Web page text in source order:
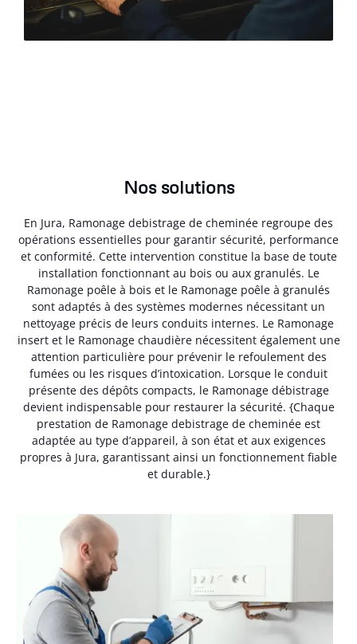
Nos solutions
En Jura, Ramonage debistrage de cheminée regroupe des
opérations essentielles pour garantir sécurité, performance
et conformité. Cette intervention constitue la base de toute
installation fonctionnant au bois ou aux granulés. Le
Ramonage poêle à bois et le Ramonage poêle à granulés
sont adaptés à des systèmes modernes nécessitant un
nettoyage précis de leurs conduits internes. Le Ramonage
insert et le Ramonage chaudière nécessitent également une
attention particulière pour prévenir le refoulement des
fumées ou les risques d’intoxication. Lorsque le conduit
présente des dépôts compacts, le Ramonage débistrage
devient indispensable pour restaurer la sécurité. {Chaque
prestation de Ramonage debistrage de cheminée est
adaptée au type d’appareil, à son état et aux exigences
propres à Jura, garantissant ainsi un fonctionnement fiable
et durable.}